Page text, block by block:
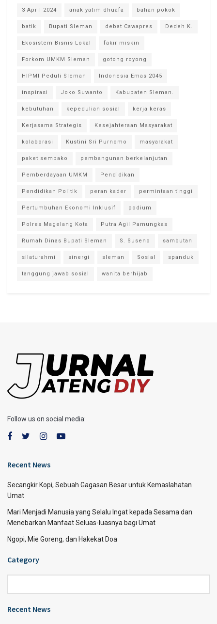
3 April 2024 anak yatim dhuafa bahan pokok
batik Bupati Sleman debat Cawapres Dedeh K.
Ekosistem Bisnis Lokal fakir miskin
Forkom UMKM Sleman gotong royong
HIPMI Peduli Sleman Indonesia Emas 2045
inspirasi Joko Suwanto Kabupaten Sleman.
kebutuhan kepedulian sosial kerja keras
Kerjasama Strategis Kesejahteraan Masyarakat
kolaborasi Kustini Sri Purnomo masyarakat
paket sembako pembangunan berkelanjutan
Pemberdayaan UMKM Pendidikan
Pendidikan Politik peran kader permintaan tinggi
Pertumbuhan Ekonomi Inklusif podium
Polres Magelang Kota Putra Agil Pamungkas
Rumah Dinas Bupati Sleman S. Suseno sambutan
silaturahmi sinergi sleman Sosial spanduk
tanggung jawab sosial wanita berhijab
Follow us on social media:
Recent News
Secangkir Kopi, Sebuah Gagasan Besar untuk Kemaslahatan
Umat
Mari Menjadi Manusia yang Selalu Ingat kepada Sesama dan
Menebarkan Manfaat Seluas-luasnya bagi Umat
Ngopi, Mie Goreng, dan Hakekat Doa
Category
Recent News